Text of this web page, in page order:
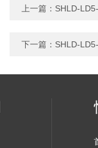
上一篇： SHLD-
下一篇： SHLD-